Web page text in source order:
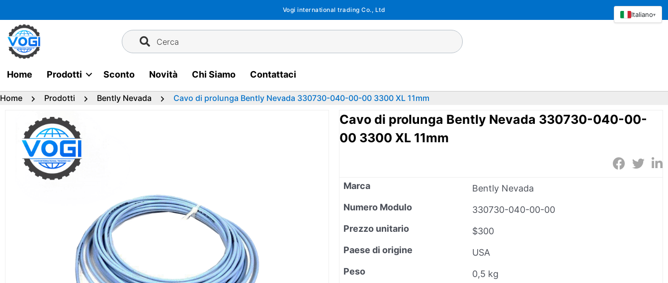
al
contenuto
Vogi international trading Co., Ltd
Cerca
Home Prodotti Sconto Novità Chi Siamo Contattaci
Home Prodotti Bently Nevada Cavo di prolunga Bently Nevada 330730-040-00-00 3300 XL 11mm
Cavo di prolunga Bently Nevada 330730-040-00-
00 3300 XL 11mm
Marca
Bently Nevada
Numero Modulo
330730-040-00-00
Prezzo unitario
$300
Paese di origine
USA
Peso
0,5 kg
Italiano▾